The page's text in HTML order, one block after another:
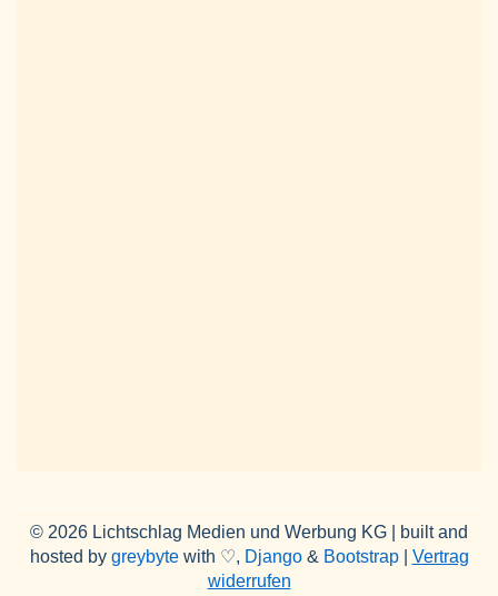
© 2026 Lichtschlag Medien und Werbung KG | built and
hosted by greybytewith ♡, Django& Bootstrap| Vertrag
widerrufen